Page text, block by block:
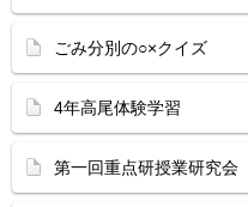
ごみ分別の○×クイズ
4年高尾体験学習
第一回重点研授業研究会